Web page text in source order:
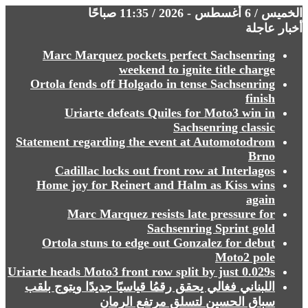
الخميس / 6 أغسطس - 2026 / 11:35 صباحًا
أخبار عاجلة
Marc Marquez pockets perfect Sachsenring
weekend to ignite title charge
Ortola fends off Holgado in tense Sachsenring
finish
Uriarte defeats Quiles for Moto3 win in
Sachsenring classic
Statement regarding the event at Automotodrom
Brno
Cadillac locks out front row at Interlagos
Home joy for Reinert and Halm as Kiss wins
again
Marc Marquez resists late pressure for
Sachsenring Sprint gold
Ortola stuns to edge out Gonzalez for debut
Moto2 pole
Uriarte heads Moto3 front row split by just 0.029s
⁩⁩⁩⁩⁩⁩اللبناني فغالي يحقق رقمُا قياسيًا جديدًا ويتوج بلقب
سباق الحسين لتسلق مرتفع الرمان